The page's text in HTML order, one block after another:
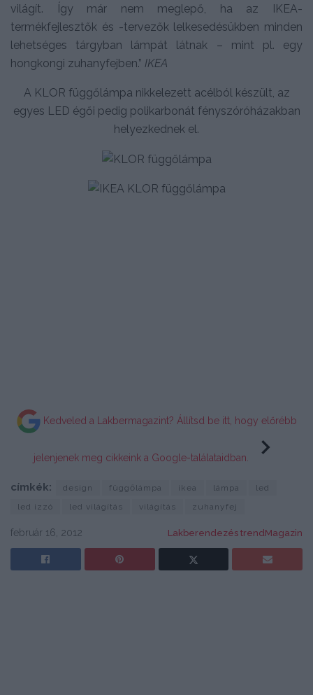
világít. Így már nem meglepő, ha az IKEA-
termékfejlesztők és -tervezők lelkesedésükben minden
lehetséges tárgyban lámpát látnak – mint pl. egy
hongkongi zuhanyfejben.” IKEA
A KLOR függőlámpa nikkelezett acélból készült, az
egyes LED égői pedig polikarbonát fényszóróházakban
helyezkednek el.
Kedveled a Lakbermagazint? Állítsd be itt, hogy előrébb
jelenjenek meg cikkeink a Google-találataidban.
címkék: design függőlámpa ikea lámpa
led
led izzó
led világítás világítás zuhanyfej
február 16, 2012 Lakberendezés trendMagazin